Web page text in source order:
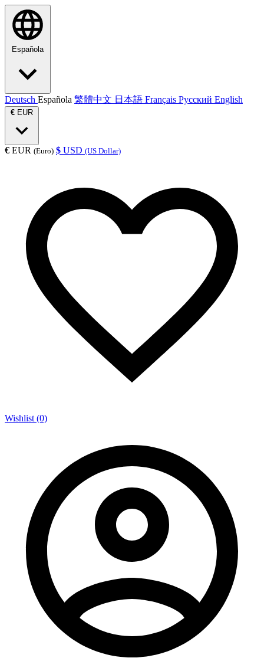
Española
Deutsch Española 繁體中文 日本語 Français Русский English
€ EUR
€ EUR (Euro) $ USD (US Dollar)
Wishlist (0)